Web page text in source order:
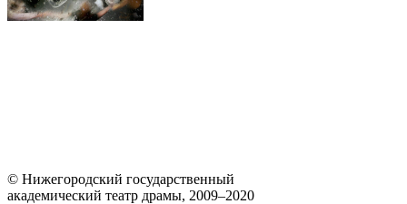
© Нижегородский государственный
академический театр драмы, 2009–2020